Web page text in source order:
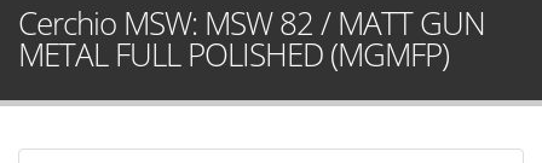
Cerchio MSW: MSW 82 / MATT GUN
METAL FULL POLISHED (MGMFP)